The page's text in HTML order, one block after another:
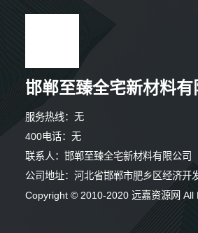
邯郸至臻全宅新材料有
服务热线：无
400电话：无
联系人：邯郸至臻全宅新材料有限公司
Copyright © 2010-2020 远嘉资源网 All